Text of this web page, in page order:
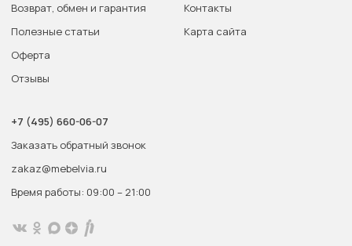
Возврат, обмен и гарантия
Полезные статьи
Оферта
Отзывы
Контакты
Карта сайта
+7 (495) 660-06-07
Заказать обратный звонок
zakaz@mebelvia.ru
Время работы: 09:00 – 21:00